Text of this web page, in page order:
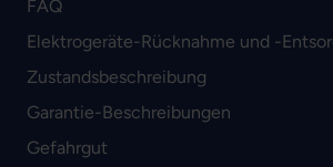
FAQ
Elektrogeräte-Rücknahme und -
Zustandsbeschreibung
Garantie-Beschreibungen
Gefahrgut